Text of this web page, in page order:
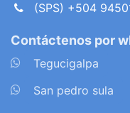
(SPS) +504
Contáctenos por
Tegucigalpa
San pedro sula